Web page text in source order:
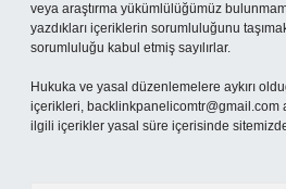
veya araştırma yükümlülüğümüz
yazdıkları içeriklerin sorumluluğunu
sorumluluğu kabul etmiş sayılırlar.
Hukuka ve yasal düzenlemelere aykırı
içerikleri, backlinkpanelicomtr@gmail.com
ilgili içerikler yasal süre içerisinde